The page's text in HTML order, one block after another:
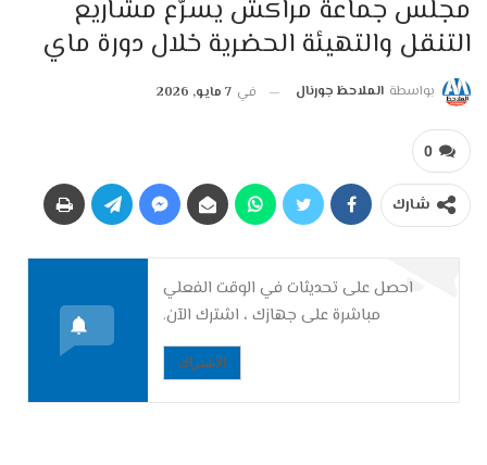
مجلس جماعة مراكش يسرّع مشاريع
التنقل والتهيئة الحضرية خلال دورة ماي
بواسطة الملاحظ جورنال في 7 مايو, 2026
0
شارك
احصل على تحديثات في الوقت الفعلي
مباشرة على جهازك ، اشترك الآن.
الاشتراك